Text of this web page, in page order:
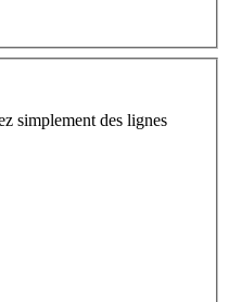
simplement des lignes